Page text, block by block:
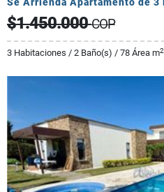
$1.450.000COP
3 Habitaciones / 2 Baño(s) / 78 Área m2